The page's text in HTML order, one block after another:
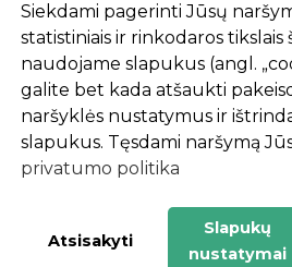
Automobilių priežiūrai
Sodui ir daržui
Informacija
Apie mus
Prekių pirkimo – pardavimo
Prekių pristatymas ir atsiėmimas
Siekdami pagerinti Jūsų
statistiniais ir rinkodaros tikslais
naudojame slapukus (angl.
galite bet kada atšaukti
naršyklės nustatymus ir
slapukus. Tęsdami naršymą
privatumo politika
Atsisakyti
Slapukų
nustatymai
-
1
2
%
n
u
o
l
a
i
d